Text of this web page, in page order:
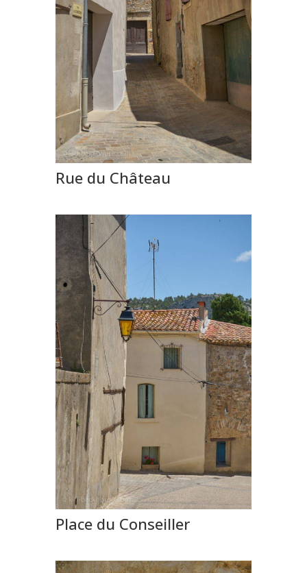
Rue du Château
Place du Conseiller